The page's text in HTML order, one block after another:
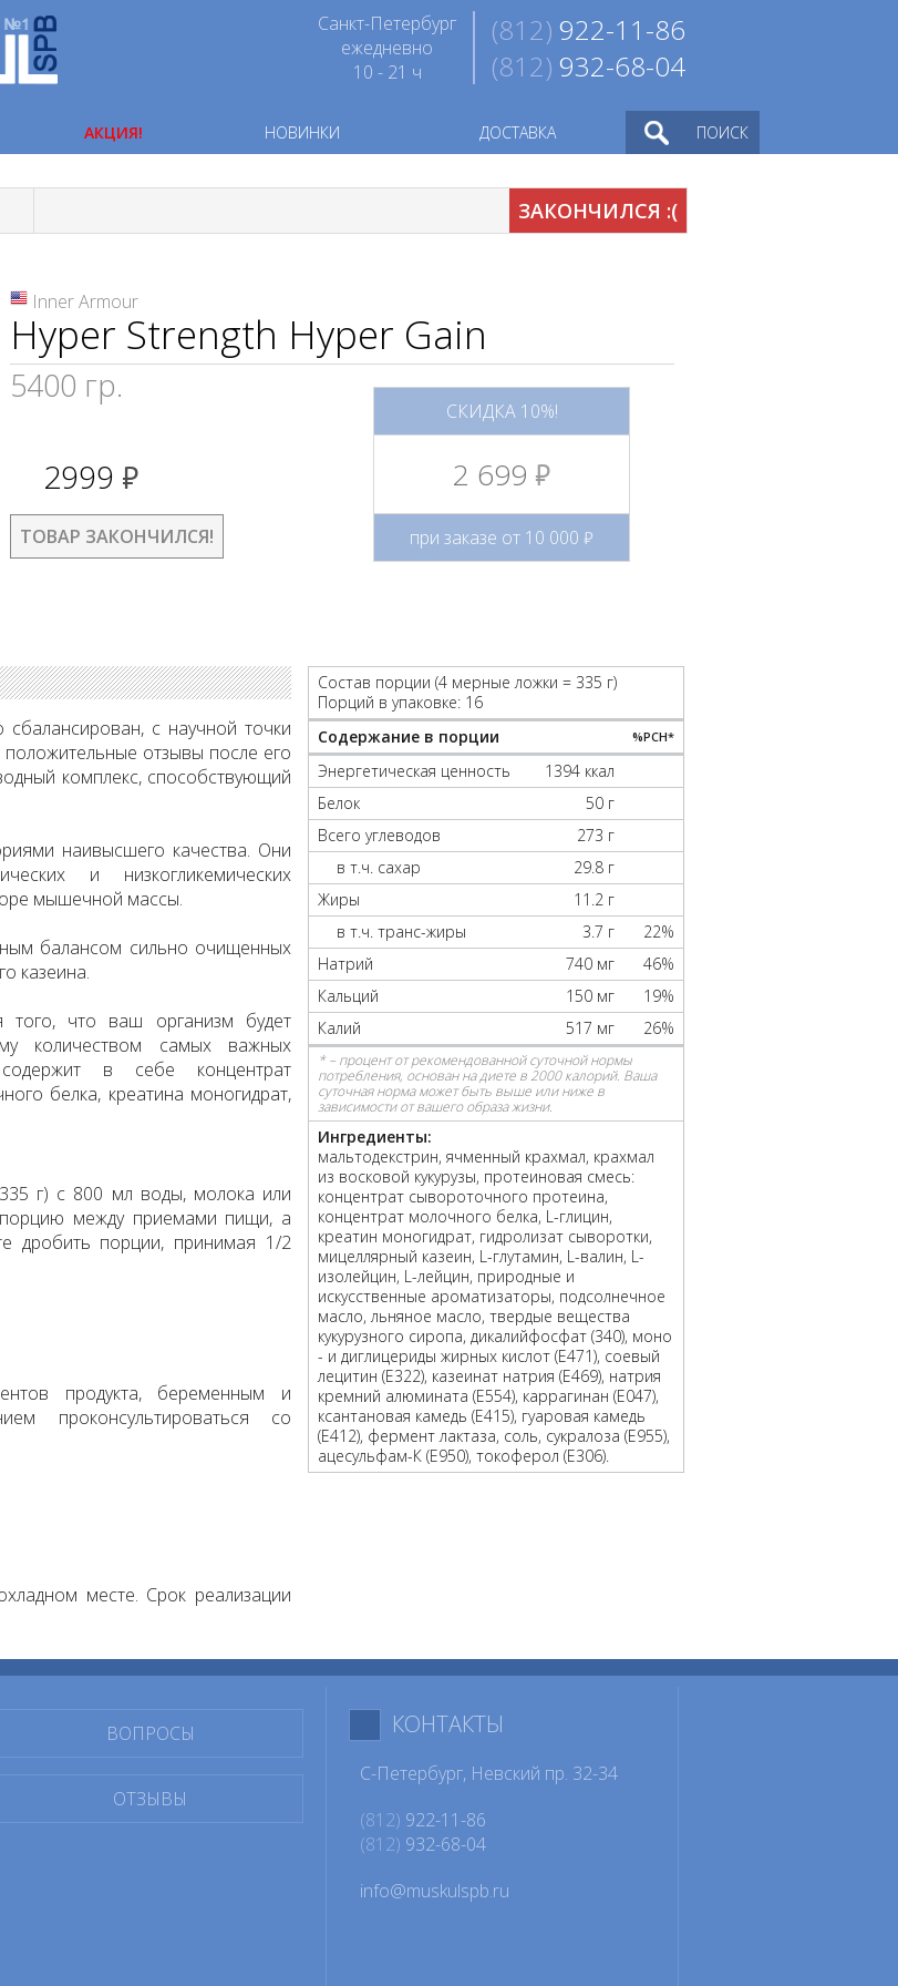
(812) 922-11-86
(812) 932-68-04
Санкт-Петербург
ежедневно
10 - 21 ч
АКЦИЯ! НОВИНКИ ДОСТАВКА ПОИСК
ЗАКОНЧИЛСЯ :(
Inner Armour
Hyper Strength Hyper Gain
5400 гр.
2999 руб.
ТОВАР ЗАКОНЧИЛСЯ!
СКИДКА 10%!
2 699 руб.
при заказе от 10 000 руб.
с научной точки
отзывы после его
комплекс, способствующий
наивысшего качества. Они
и низкогликемических
мышечной массы.
балансом сильно очищенных
казеина.
того, что ваш организм будет
количеством самых важных
в себе концентрат
белка, креатина моногидрат,
г) с 800 мл воды, молока или
порцию между приемами пищи, а
дробить порции, принимая 1/2
продукта, беременным и
проконсультироваться со
месте. Срок реализации
Состав порции (4 мерные ложки = 335 г)
Порций в упаковке: 16
Содержание в порции
%РСН*
Энергетическая ценность
1394 ккал
Белок
50 г
Всего углеводов
273 г
в т.ч. сахар
29.8 г
Жиры
11.2 г
в т.ч. транс-жиры
3.7 г
22%
Натрий
740 мг
46%
Кальций
150 мг
19%
Калий
517 мг 26%
* – процент от рекомендованной суточной нормы
потребления, основан на диете в 2000 калорий. Ваша
суточная норма может быть выше или ниже в
зависимости от вашего образа жизни.
Ингредиенты:
мальтодекстрин, ячменный крахмал, крахмал
из восковой кукурузы, протеиновая смесь:
концентрат сывороточного протеина,
концентрат молочного белка, L-глицин,
креатин моногидрат, гидролизат сыворотки,
мицеллярный казеин, L-глутамин, L-валин, L-
изолейцин, L-лейцин, природные и
искусственные ароматизаторы, подсолнечное
масло, льняное масло, твердые вещества
кукурузного сиропа, дикалийфосфат (340), моно
- и диглицериды жирных кислот (E471), соевый
лецитин (Е322), казеинат натрия (E469), натрия
кремний алюмината (E554), каррагинан (E047),
ксантановая камедь (E415), гуаровая камедь
(E412), фермент лактаза, соль, сукралоза (E955),
ацесульфам-К (E950), токоферол (E306).
ВОПРОСЫ
ОТЗЫВЫ
КОНТАКТЫ
С-Петербург, Невский пр. 32-34
(812) 922-11-86
(812) 932-68-04
info@muskulspb.ru